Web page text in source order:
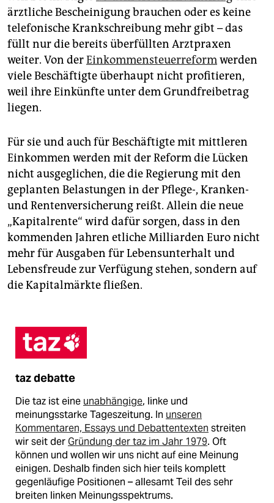
ärztliche Bescheinigung brauchen oder es keine
telefonische Krankschreibung mehr gibt – das
füllt nur die bereits überfüllten Arztpraxen
weiter. Von derEinkommensteuerreformwerden
viele Beschäftigte überhaupt nicht profitieren,
weil ihre Einkünfte unter dem Grundfreibetrag
liegen.
Für sie und auch für Beschäftigte mit mittleren
Einkommen werden mit der Reform die Lücken
nicht ausgeglichen, die die Regierung mit den
geplanten Belastungen in der Pflege-, Kranken-
und Rentenversicherung reißt. Allein die neue
„Kapitalrente“ wird dafür sorgen, dass in den
kommenden Jahren etliche Milliarden Euro nicht
mehr für Ausgaben für Lebensunterhalt und
Lebensfreude zur Verfügung stehen, sondern auf
die Kapitalmärkte fließen.
taz debatte
Die taz ist eine unabhängige, linke und
meinungsstarke Tageszeitung. In unseren
Kommentaren, Essays und Debattentexten streiten
wir seit derGründung der taz im Jahr 1979. Oft
können und wollen wir uns nicht auf eine Meinung
einigen. Deshalb finden sich hier teils komplett
gegenläufige Positionen – allesamt Teil des sehr
breiten linken Meinungsspektrums.